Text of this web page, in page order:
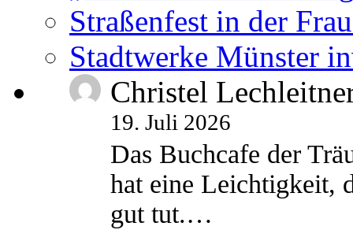
Straßenfest in der
Stadtwerke Münster
Christel
19. Juli 2026
Das Buchcafe der
hat eine Leichtigkeit,
gut tut.…